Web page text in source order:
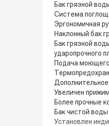
Бак грязной
Система
Эргономичная
Наклонный бак
Бак грязной
ударопрочного
Подача моющего
Увеличен
Более прочные
Бак чистой
Установлен